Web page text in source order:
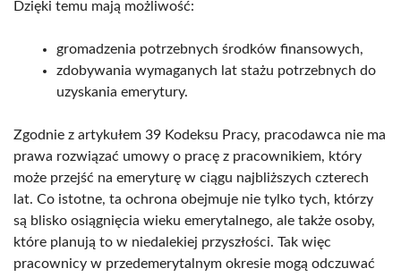
Dzięki temu mają możliwość:
gromadzenia potrzebnych środków finansowych,
zdobywania wymaganych lat stażu potrzebnych do
uzyskania emerytury.
Zgodnie z artykułem 39 Kodeksu Pracy, pracodawca nie ma
prawa rozwiązać umowy o pracę z pracownikiem, który
może przejść na emeryturę w ciągu najbliższych czterech
lat. Co istotne, ta ochrona obejmuje nie tylko tych, którzy
są blisko osiągnięcia wieku emerytalnego, ale także osoby,
które planują to w niedalekiej przyszłości. Tak więc
pracownicy w przedemerytalnym okresie mogą odczuwać